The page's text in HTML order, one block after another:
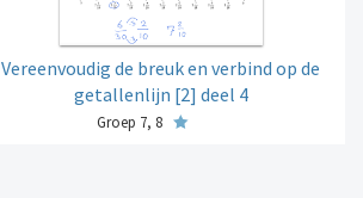
Vereenvoudig de breuk en verbind op de
getallenlijn [2] deel 4
Groep 7, 8